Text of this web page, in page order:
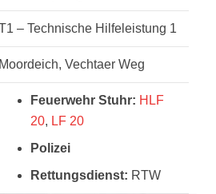
– Technische Hilfeleistung 1
Moordeich, Vechtaer Weg
Feuerwehr Stuhr: HLF
20, LF 20
Polizei
Rettungsdienst: RTW